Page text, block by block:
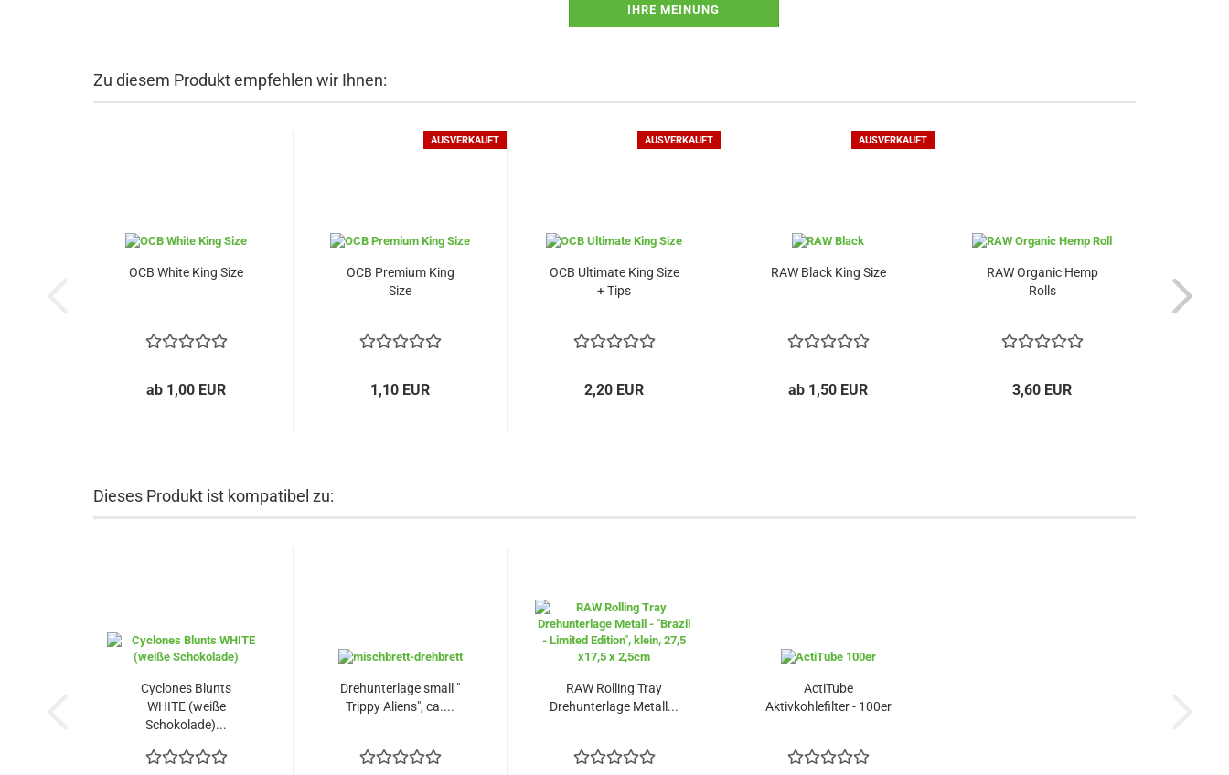
IHRE MEINUNG
Zu diesem Produkt empfehlen wir Ihnen:
OCB White King Size
ab 1,00 EUR
AUSVERKAUFT
OCB Premium King
Size
1,10 EUR
AUSVERKAUFT
OCB Ultimate King Size
+ Tips
2,20 EUR
AUSVERKAUFT
RAW Black King Size
ab 1,50 EUR
RAW Organic Hemp
Rolls
3,60 EUR
Dieses Produkt ist kompatibel zu:
Cyclones Blunts
WHITE (weiße
Schokolade)...
Drehunterlage small "
Trippy Aliens", ca....
RAW Rolling Tray
Drehunterlage Metall...
ActiTube
Aktivkohlefilter - 100er